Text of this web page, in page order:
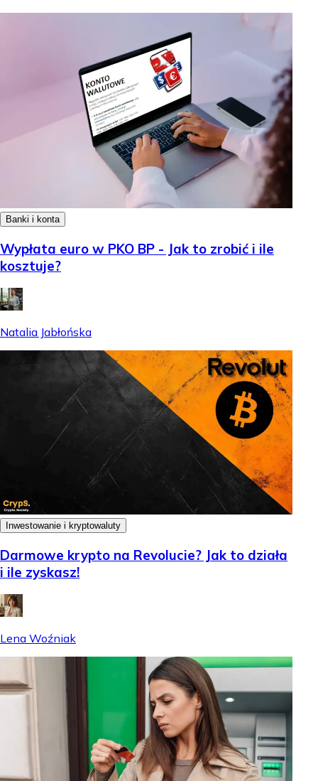
Banki i konta
Wypłata euro w PKO BP - Jak to zrobić i ile
kosztuje?
Natalia Jabłońska
Inwestowanie i kryptowaluty
Darmowe krypto na Revolucie? Jak to działa
i ile zyskasz!
Lena Woźniak